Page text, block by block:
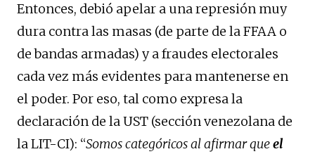
Entonces, debió apelar a una represión muy
dura contra las masas (de parte de la FFAA o
de bandas armadas) y a fraudes electorales
cada vez más evidentes para mantenerse en
el poder. Por eso, tal como expresa la
declaración de la UST (sección venezolana de
la LIT-CI): “Somos categóricos al afirmar queel